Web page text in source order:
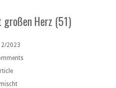
Herz (51)
2023